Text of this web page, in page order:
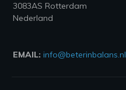
3083AS Rotterdam
Nederland
EMAIL: info@beterinbalans.nl